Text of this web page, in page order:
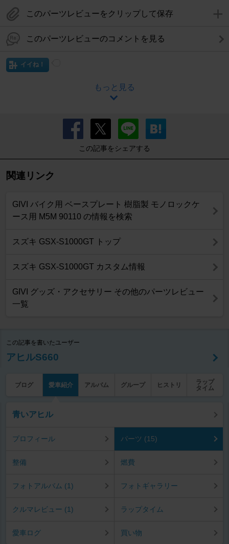
このパーツレビューをクリップして保存
このパーツレビューのコメントを見る
イイね！
もっと見る
この記事をシェアする
関連リンク
GIVI バイク用 ベースプレート 樹脂製 モノロックケ
ース用 M5M 90110 の情報を検索
スズキ GSX-S1000GT トップ
スズキ GSX-S1000GT カスタム情報
GIVI グッズ・アクセサリー その他のパーツレビュー
一覧
この記事を書いたユーザー
アヒルS660
ブログ 愛車紹介 アルバム グループ ヒストリ
ラップ
タイム
青いアヒル
プロフィール パーツ (15)
整備 燃費
フォトアルバム (1) フォトギャラリー
クルマレビュー (1) ラップタイム
愛車ログ 買い物